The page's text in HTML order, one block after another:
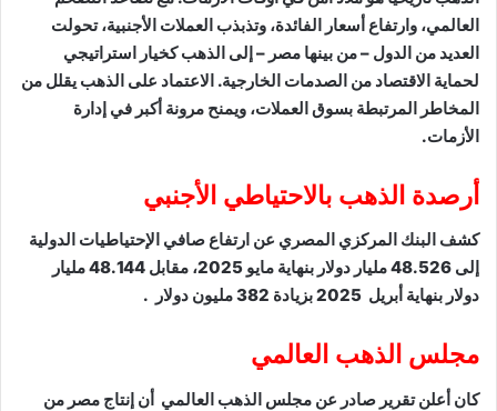
العالمي، وارتفاع أسعار الفائدة، وتذبذب العملات الأجنبية، تحولت
العديد من الدول – من بينها مصر – إلى الذهب كخيار استراتيجي
لحماية الاقتصاد من الصدمات الخارجية. الاعتماد على الذهب يقلل من
المخاطر المرتبطة بسوق العملات، ويمنح مرونة أكبر في إدارة
الأزمات.
أرصدة الذهب بالاحتياطي الأجنبي
كشف البنك المركزي المصري عن ارتفاع صافي الإحتياطيات الدولية
إلى 48.526 مليار دولار بنهاية مايو 2025، مقابل 48.144 مليار
دولار بنهاية أبريل 2025 بزيادة 382 مليون دولار .
مجلس الذهب العالمي
كان أعلن تقرير صادر عن مجلس الذهب العالمي أن إنتاج مصر من